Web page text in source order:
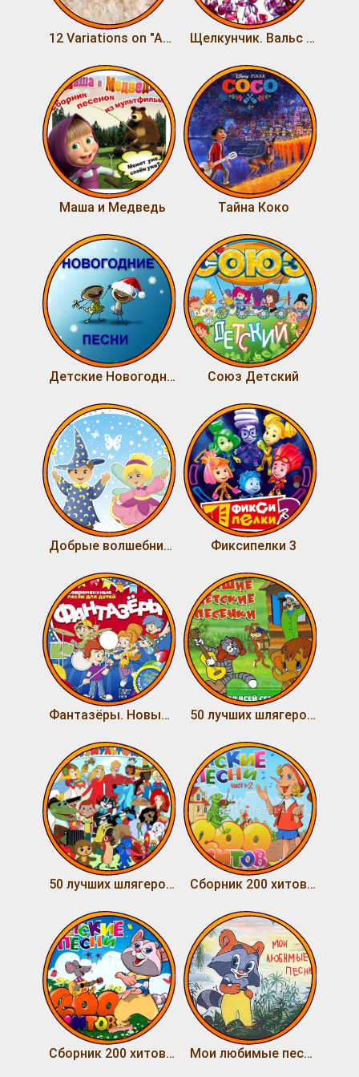
12 Variations on "Ah, vous dirai-je, Maman" Щелкунчик. Вальс цветов. композитор П.И. Чайковский
Маша и Медведь Тайна Коко
Детские Новогодние песни Союз Детский
Добрые волшебники - Песни из сказок. Часть 1 Фиксипелки 3
Фантазёры. Новые детские песни 50 лучших шлягеров детства 2
50 лучших шлягеров детства 1 Сборник 200 хитов часть 1
Сборник 200 хитов часть 2 Мои любимые песни